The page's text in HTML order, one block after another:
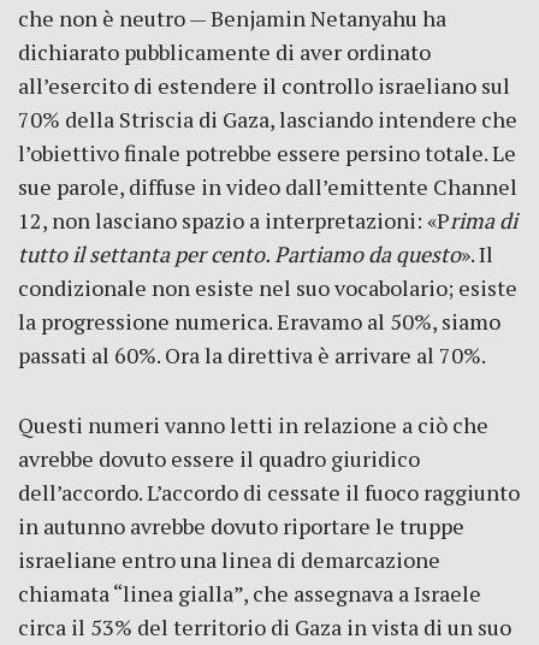
che non è neutro — Benjamin Netanyahu ha
dichiarato pubblicamente di aver ordinato
all’esercito di estendere il controllo israeliano sul
70% della Striscia di Gaza, lasciando intendere che
l’obiettivo finale potrebbe essere persino totale. Le
sue parole, diffuse in video dall’emittente Channel
12, non lasciano spazio a interpretazioni: «Prima di
tutto il settanta per cento. Partiamo da questo». Il
condizionale non esiste nel suo vocabolario; esiste
la progressione numerica. Eravamo al 50%, siamo
passati al 60%. Ora la direttiva è arrivare al 70%.
Questi numeri vanno letti in relazione a ciò che
avrebbe dovuto essere il quadro giuridico
dell’accordo. L’accordo di cessate il fuoco raggiunto
in autunno avrebbe dovuto riportare le truppe
israeliane entro una linea di demarcazione
chiamata “linea gialla”, che assegnava a Israele
circa il 53% del territorio di Gaza in vista di un suo